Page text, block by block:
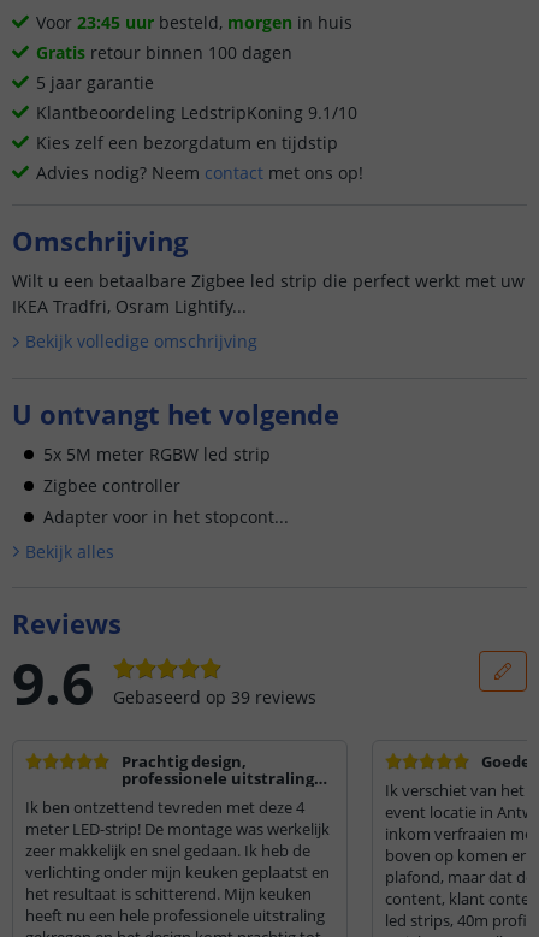
Voor 23:45 uur besteld, morgen in huis
Gratis retour binnen 100 dagen
5 jaar garantie
Klantbeoordeling LedstripKoning 9.1/10
Kies zelf een bezorgdatum en tijdstip
Advies nodig? Neem contact met ons op!
Omschrijving
Wilt u een betaalbare Zigbee led strip die perfect werkt met uw
IKEA Tradfri, Osram Lightify...
Bekijk volledige omschrijving
U ontvangt het volgende
5x 5M meter RGBW led strip
Zigbee controller
Adapter voor in het stopcont...
Bekijk alles
Reviews
9.6 Gebaseerd op 39 reviews
Prachtig design,
professionele uitstraling
montage!
Ik ben ontzettend tevreden met deze 4
meter LED-strip! De montage was werkelijk
zeer makkelijk en snel gedaan. Ik heb de
verlichting onder mijn keuken geplaatst en
het resultaat is schitterend. Mijn keuken
heeft nu een hele professionele uitstraling
Goede
Ik verschiet van het
event locatie in
inkom verfraaien
boven op komen er
plafond, maar dat
content, klant
led strips, 40m